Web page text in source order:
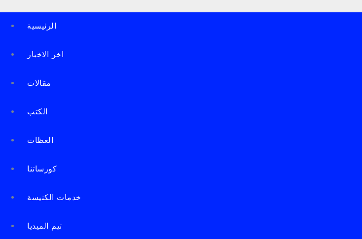
الرئيسية
اخر الاخبار
مقالات
الكتب
العظات
كورساتنا
خدمات الكنيسة
تيم الميديا